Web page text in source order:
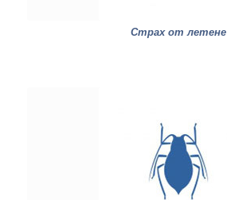
Страх от летене